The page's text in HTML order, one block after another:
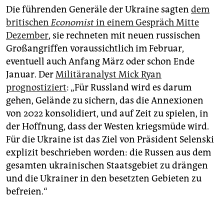
Die führenden Generäle der Ukraine sagten dem
britischenEconomistin einem Gespräch Mitte
Dezember, sie rechneten mit neuen russischen
Großangriffen voraussichtlich im Februar,
eventuell auch Anfang März oder schon Ende
Januar. DerMilitäranalyst Mick Ryan
prognostiziert: „Für Russland wird es darum
gehen, Gelände zu sichern, das die Annexionen
von 2022 konsolidiert, und auf Zeit zu spielen, in
der Hoffnung, dass der Westen kriegsmüde wird.
Für die Ukraine ist das Ziel von Präsident Selenski
explizit beschrieben worden: die Russen aus dem
gesamten ukrainischen Staatsgebiet zu drängen
und die Ukrainer in den besetzten Gebieten zu
befreien.“